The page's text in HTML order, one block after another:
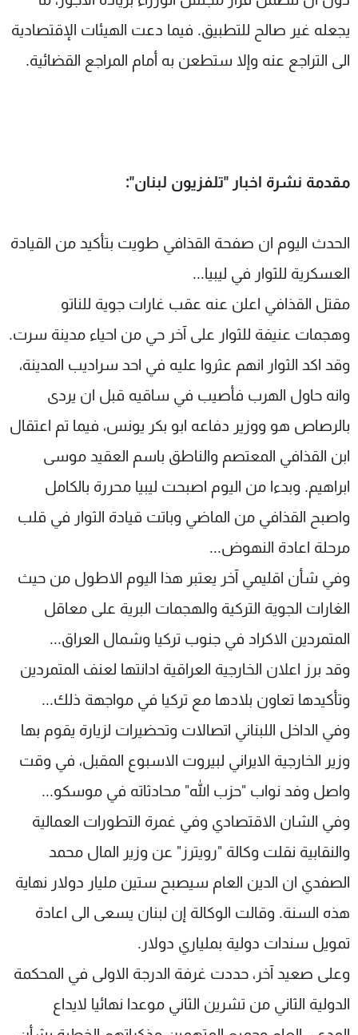
يجعله غير صالح للتطبيق. فيما دعت الهيئات الإقتصادية
الى التراجع عنه وإلا ستطعن به أمام المراجع القضائية.
مقدمة نشرة اخبار "تلفزيون لبنان":
الحدث اليوم ان صفحة القذافي طويت بتأكيد من القيادة
العسكرية للثوار في ليبيا...
مقتل القذافي اعلن عنه عقب غارات جوية للناتو
وهجمات عنيفة للثوار على آخر حي من احياء مدينة سرت.
وقد اكد الثوار انهم عثروا عليه في احد سراديب المدينة،
وانه حاول الهرب فأصيب في ساقيه قبل ان يردى
بالرصاص هو ووزير دفاعه ابو بكر يونس، فيما تم اعتقال
ابن القذافي المعتصم والناطق باسم العقيد موسى
ابراهيم. وبدءا من اليوم اصبحت ليبيا محررة بالكامل
واصبح القذافي من الماضي وباتت قيادة الثوار في قلب
مرحلة اعادة النهوض...
وفي شأن اقليمي آخر يعتبر هذا اليوم الاطول من حيث
الغارات الجوية التركية والهجمات البرية على معاقل
المتمردين الاكراد في جنوب تركيا وشمال العراق...
وقد برز اعلان الخارجية العراقية ادانتها لعنف المتمردين
وتأكيدها تعاون بلادها مع تركيا في مواجهة ذلك...
وفي الداخل اللبناني اتصالات وتحضيرات لزيارة يقوم بها
وزير الخارجية الايراني لبيروت الاسبوع المقبل، في وقت
واصل وفد نواب "حزب الله" محادثاته في موسكو...
وفي الشان الاقتصادي وفي غمرة التطورات العمالية
والنقابية نقلت وكالة "رويترز" عن وزير المال محمد
الصفدي ان الدين العام سيصبح ستين مليار دولار نهاية
هذه السنة. وقالت الوكالة إن لبنان يسعى الى اعادة
تمويل سندات دولية بملياري دولار.
وعلى صعيد آخر، حددت غرفة الدرجة الاولى في المحكمة
الدولية الثاني من تشرين الثاني موعدا نهائيا لايداع